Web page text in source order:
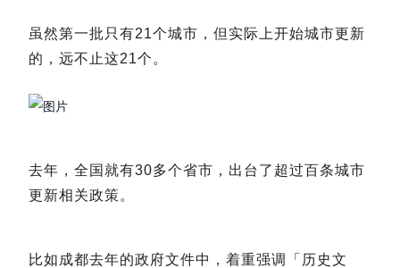
虽然第一批只有21个城市，但实际上开始城市更新
的，远不止这21个。
去年，全国就有30多个省市，出台了超过百条城市
更新相关政策。
比如成都去年的政府文件中，着重强调「历史文